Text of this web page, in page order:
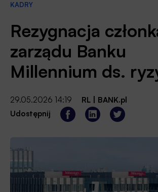
KADRY
Rezygnacja
zarządu Banku
Millennium ds.
29.05.2026 14:19 RL
BANK.pl
Udostępnij